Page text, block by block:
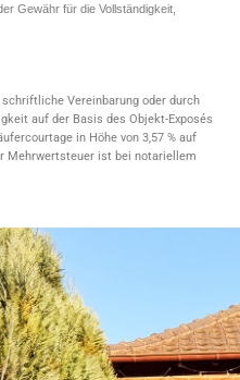
Gewähr für die Vollständigkeit,
Vereinbarung oder durch
auf der Basis des Objekt-Exposés
in Höhe von 3,57 % auf
Mehrwertsteuer ist bei notariellem